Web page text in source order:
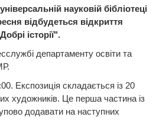
науковій бібліотеці
відбудеться відкриття
історії".
департаменту освіти та
Експозиція складається із 20
художників. Це перша частина із
додавати на наступних